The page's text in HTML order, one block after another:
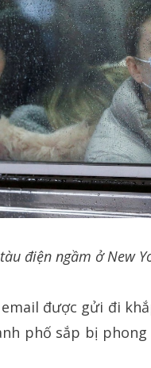
điện ngầm ở New
được gửi đi
phố sắp bị